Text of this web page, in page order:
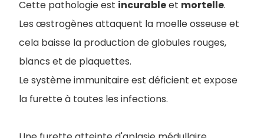
Cette pathologie est incurableet mortelle.
Les œstrogènes attaquent la moelle osseuse et
cela baisse la production de globules rouges,
blancs et de plaquettes.
Le système immunitaire est déficient et expose
la furette à toutes les infections.